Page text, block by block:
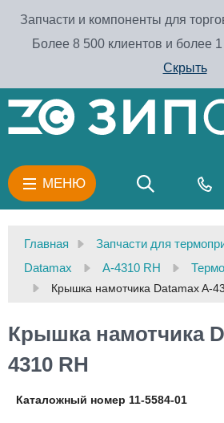
Запчасти и компоненты для
Более 8 500 клиентов и более
Скрыть
МЕНЮ
Главная
Запчасти для
Datamax
A-4310 RH
Крышка намотчика Datamax A-
Крышка намотчика
4310 RH
Каталожный номер 11-5584-01